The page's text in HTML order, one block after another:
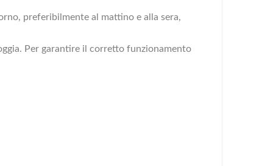
preferibilmente al mattino e alla sera,
Per garantire il corretto funzionamento